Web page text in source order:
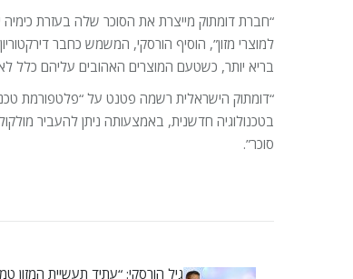
למוצרי מזון”, הוסיף הורסקי, המשמש כחבר
בריא יותר, כשטעם המוצרים האהובים עליהם כלל לא
בטכנולוגיה חדשנית, באמצעותה ניתן להעביר
סוכר”.
גיל הורסקי: “עתיד תעשיית המזון